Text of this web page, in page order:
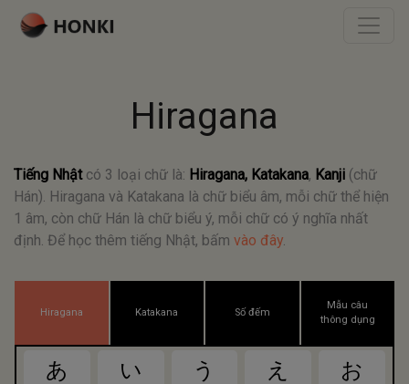
Hiragana
Tiếng Nhật có 3 loại chữ là: Hiragana, Katakana, Kanji (chữ
Hán). Hiragana và Katakana là chữ biểu âm, mỗi chữ thể hiện
1 âm, còn chữ Hán là chữ biểu ý, mỗi chữ có ý nghĩa nhất
định. Để học thêm tiếng Nhật, bấm vào đây.
Hiragana Katakana Số đếm
Mẫu câu
thông dụng
あ い う え お